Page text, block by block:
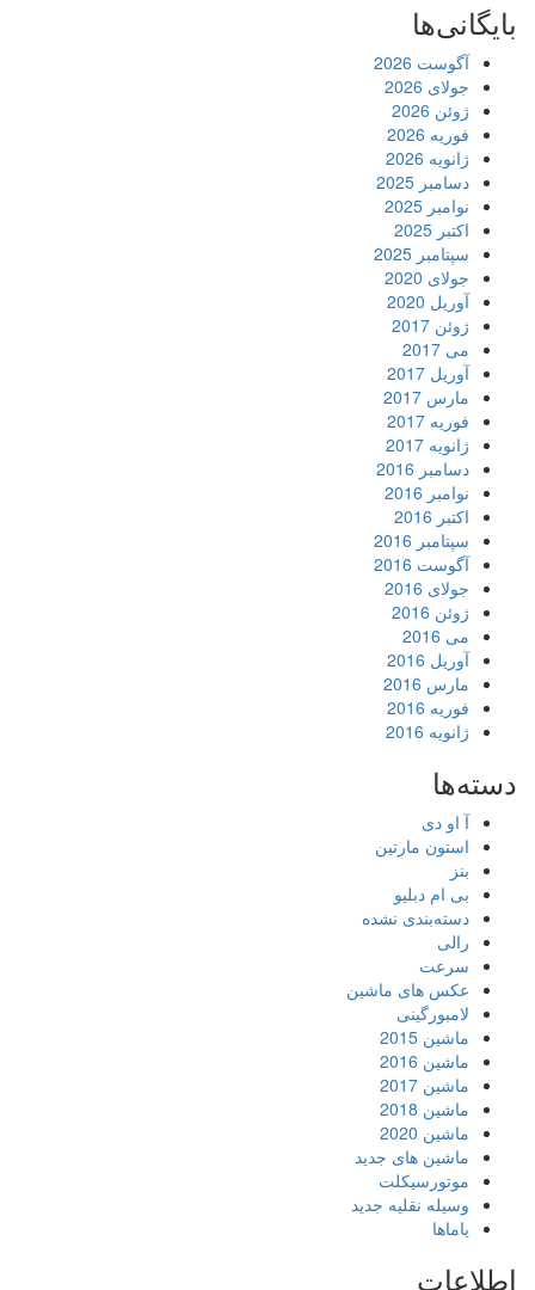
بایگانی‌ها
آگوست 2026
جولای 2026
ژوئن 2026
فوریه 2026
ژانویه 2026
دسامبر 2025
نوامبر 2025
اکتبر 2025
سپتامبر 2025
جولای 2020
آوریل 2020
ژوئن 2017
می 2017
آوریل 2017
مارس 2017
فوریه 2017
ژانویه 2017
دسامبر 2016
نوامبر 2016
اکتبر 2016
سپتامبر 2016
آگوست 2016
جولای 2016
ژوئن 2016
می 2016
آوریل 2016
مارس 2016
فوریه 2016
ژانویه 2016
دسته‌ها
آ او دی
استون مارتین
بنز
بی ام دبلیو
دسته‌بندی نشده
رالی
سرعت
عکس های ماشین
لامبورگینی
ماشین 2015
ماشین 2016
ماشین 2017
ماشین 2018
ماشین 2020
ماشین های جدید
موتورسیکلت
وسیله نقلیه جدید
یاماها
اطلاعات